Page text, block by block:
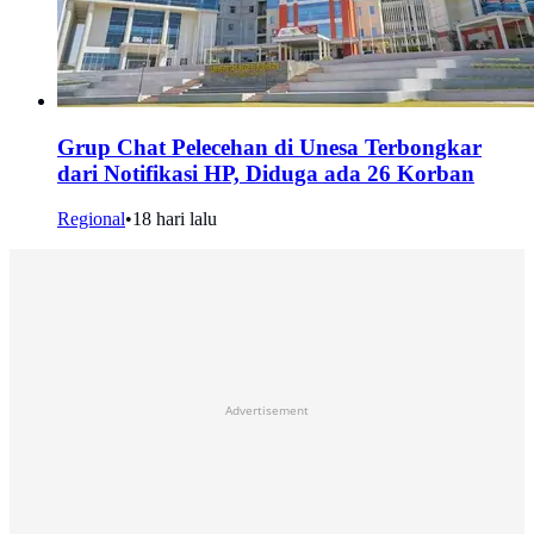
Grup Chat Pelecehan di Unesa Terbongkar
dari Notifikasi HP, Diduga ada 26 Korban
Regional•18 hari lalu
Advertisement